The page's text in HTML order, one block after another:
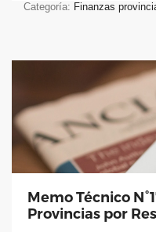
Categoría: Finanzas
Memo Técnico
Provincias por